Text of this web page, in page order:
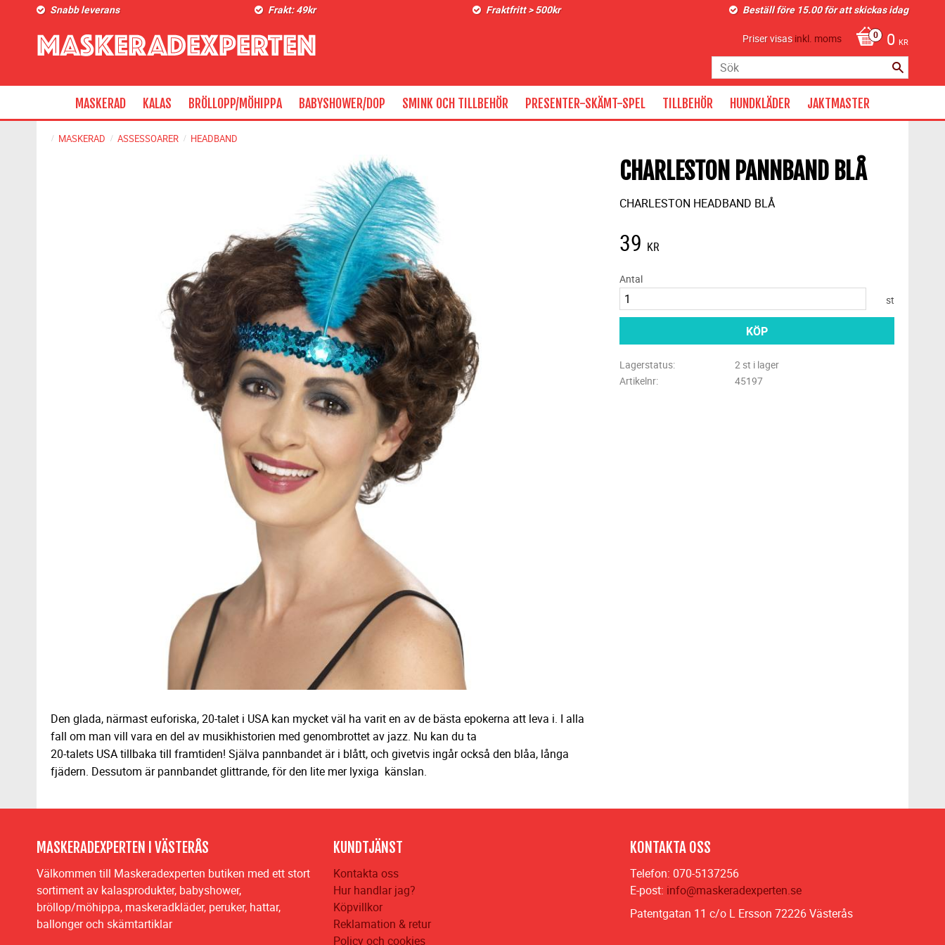
Snabb leverans Frakt: 49kr Fraktfritt > 500kr Beställ före 15.00 för att skickas idag
0 KR
Priser visasinkl. moms
MASKERAD KALAS BRÖLLOPP/MÖHIPPA BABYSHOWER/DOP SMINK OCH TILLBEHÖR PRESENTER-SKÄMT-SPEL TILLBEHÖR HUNDKLÄDER JAKTMASTER
MASKERAD ASSESSOARER HEADBAND
CHARLESTON PANNBAND BLÅ
CHARLESTON HEADBAND BLÅ
39 KR
Antal
st
KÖP
Lagerstatus
2 st i lager
Artikelnr
45197
Den glada, närmast euforiska, 20-talet i USA kan mycket väl ha varit en av de bästa epokerna att leva i. I alla
fall om man vill vara en del av musikhistorien med genombrottet av jazz. Nu kan du ta
20-talets USA tillbaka till framtiden! Själva pannbandet är i blått, och givetvis ingår också den blåa, långa
fjädern. Dessutom är pannbandet glittrande, för den lite mer lyxiga känslan.
MASKERADEXPERTEN I VÄSTERÅS
Välkommen till Maskeradexperten butiken med ett stort
sortiment av kalasprodukter, babyshower,
bröllop/möhippa, maskeradkläder, peruker, hattar,
ballonger och skämtartiklar
KUNDTJÄNST
Kontakta oss
Hur handlar jag?
Köpvillkor
Reklamation & retur
Policy och cookies
KONTAKTA OSS
Telefon: 070-5137256
E-post: info@maskeradexperten.se
Patentgatan 11 c/o L Ersson 72226 Västerås